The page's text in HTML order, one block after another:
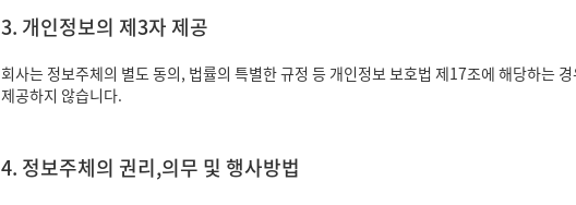
3. 개인정보의 제3자 제공
회사는 정보주체의 별도 동의, 법률의 특별한 규정 등 개인정보 보호법 제17조에 해당하는
제공하지 않습니다.
4. 정보주체의 권리,의무 및 행사방법